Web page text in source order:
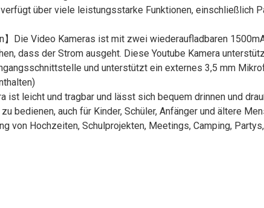
über viele leistungsstarke Funktionen, einschließlich
】Die Video Kameras ist mit zwei wiederaufladbaren
dass der Strom ausgeht. Diese Youtube Kamera
und unterstützt ein externes 3,5 mm
ist leicht und tragbar und lässt sich bequem drinnen und
bedienen, auch für Kinder, Schüler, Anfänger und ältere
von Hochzeiten, Schulprojekten, Meetings, Camping,